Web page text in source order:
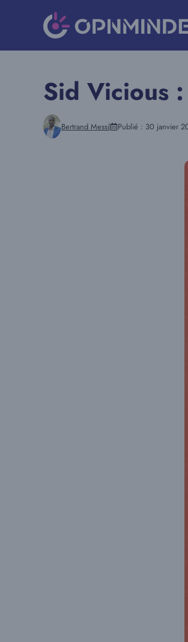
Sid Vicious
Bertrand Messi Publié : 30 janvier